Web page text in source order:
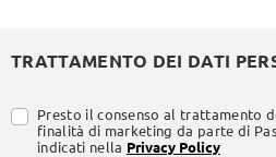
TRATTAMENTO DEI DATI
Presto il consenso al trattamento
finalità di marketing da parte di
indicati nella Privacy Policy